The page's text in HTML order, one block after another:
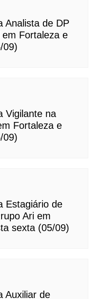
Analista de DP
Fortaleza e
09)
Vigilante na
Fortaleza e
09)
Estagiário de
Ari em
sexta (05/09)
Auxiliar de